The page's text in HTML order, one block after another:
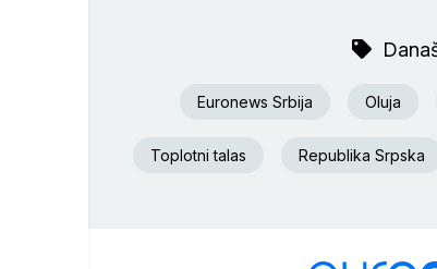
Euronews Srbija Oluja
Toplotni talas Republika Srpska